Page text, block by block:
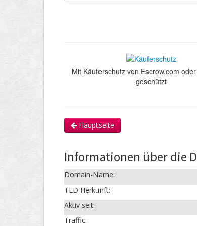
Mit Käuferschutz von Escrow.com
geschützt
Hauptseite
Informationen über die
Domain-Name:
TLD Herkunft:
Aktiv seit:
Traffic: